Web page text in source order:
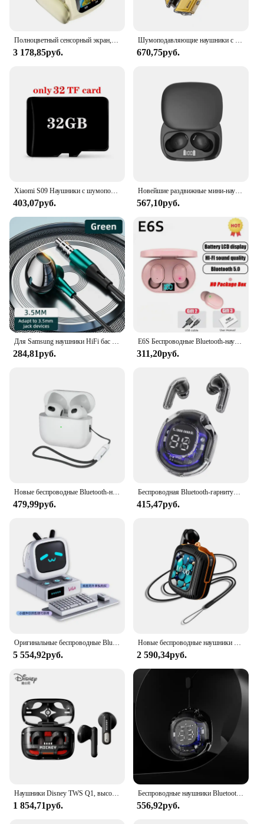
Полноцветный сенсорный экран, Bluetooth 5,4, наушники с шумоподавлением, вращающийся дизайн, геймерская гарнитура, водонепроницаемые наушники IPX5
3 178,85руб.
Шумоподавляющие наушники с микрофоном, наушники с микрофоном для пикапа, беспроводные наушники премиум класса с шумоподавлением для музыки, для Ultimate
670,75руб.
Xiaomi S09 Наушники с шумоподавлением Bluetooth 5.4, интеллектуальный блок управления, автоматические стерео моно водонепроницаемые спортивные наушники
403,07руб.
Новейшие раздвижные мини-наушники C8Pro, TWS, Bluetooth 5,3, наушники с зеркальным дисплеем, 3D стерео, долговечные Bluetooth-наушники
567,10руб.
284,81руб.
E6S Беспроводные Bluetooth-наушники A6S TWS Гарнитура Наушники с шумоподавлением и микрофоном Наушники для iPhone Xiaomi
311,20руб.
479,99руб.
Беспроводная Bluetooth-гарнитура T8 с шумоподавлением и сенсорным управлением
415,47руб.
5 554,92руб. 2 590,34руб.
1 854,71руб.
Беспроводные наушники Bluetooth наушники с прозрачным цифровым дисплеем TWS Mecha Style для спортивных наушников Acefast T8
556,92руб.